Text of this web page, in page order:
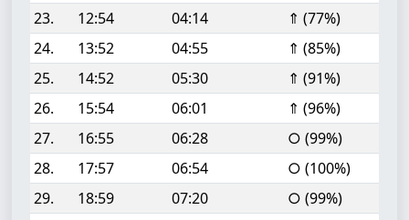
23.
12:54 04:14
⇑ (77%)
24.
13:52 04:55
⇑ (85%)
25.
14:52 05:30
⇑ (91%)
26.
15:54 06:01
⇑ (96%)
27.
16:55 06:28
○ (99%)
28.
17:57 06:54
○ (100%)
29.
18:59 07:20
○ (99%)